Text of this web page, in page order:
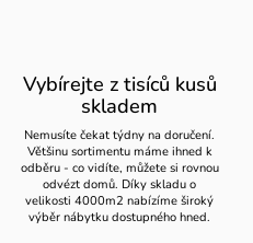
Vybírejte z tisíců kusů
skladem
Nemusíte čekat týdny na doručení.
Většinu sortimentu máme ihned k
odběru - co vidíte, můžete si rovnou
odvézt domů. Díky skladu o
velikosti 4000m2 nabízíme široký
výběr nábytku dostupného hned.